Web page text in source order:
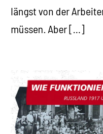
längst von der
müssen. Aber […]